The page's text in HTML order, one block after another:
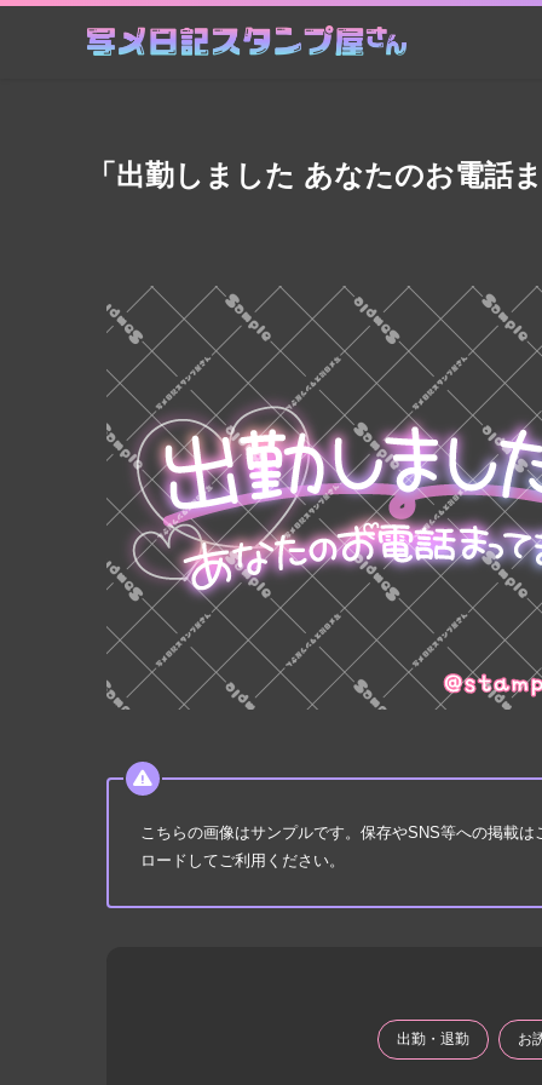
「出勤しました あなたのお電話
こちらの画像はサンプルです。保存やSNS等への掲載
ロードしてご利用ください。
出勤・退勤 お